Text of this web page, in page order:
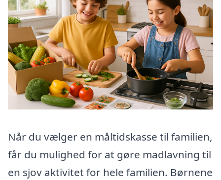
Når du vælger en måltidskasse til familien,
får du mulighed for at gøre madlavning til
en sjov aktivitet for hele familien. Børnene